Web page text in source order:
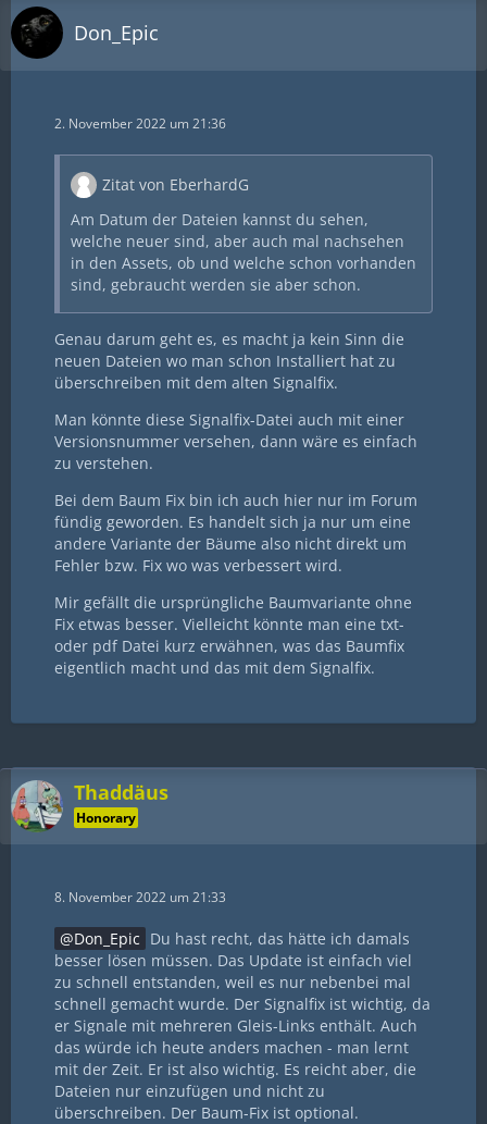
Don_Epic
2. November 2022 um 21:36
Zitat von EberhardG
Am Datum der Dateien kannst du sehen,
welche neuer sind, aber auch mal nachsehen
in den Assets, ob und welche schon vorhanden
sind, gebraucht werden sie aber schon.
Genau darum geht es, es macht ja kein Sinn die
neuen Dateien wo man schon Installiert hat zu
überschreiben mit dem alten Signalfix.
Man könnte diese Signalfix-Datei auch mit einer
Versionsnummer versehen, dann wäre es einfach
zu verstehen.
Bei dem Baum Fix bin ich auch hier nur im Forum
fündig geworden. Es handelt sich ja nur um eine
andere Variante der Bäume also nicht direkt um
Fehler bzw. Fix wo was verbessert wird.
Mir gefällt die ursprüngliche Baumvariante ohne
Fix etwas besser. Vielleicht könnte man eine txt-
oder pdf Datei kurz erwähnen, was das Baumfix
eigentlich macht und das mit dem Signalfix.
Thaddäus
Honorary
8. November 2022 um 21:33
Don_Epic Du hast recht, das hätte ich damals
besser lösen müssen. Das Update ist einfach viel
zu schnell entstanden, weil es nur nebenbei mal
schnell gemacht wurde. Der Signalfix ist wichtig, da
er Signale mit mehreren Gleis-Links enthält. Auch
das würde ich heute anders machen - man lernt
mit der Zeit. Er ist also wichtig. Es reicht aber, die
Dateien nur einzufügen und nicht zu
überschreiben. Der Baum-Fix ist optional.